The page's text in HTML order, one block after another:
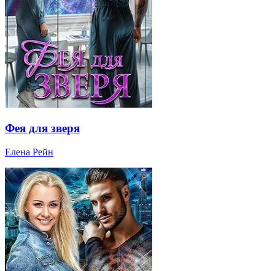
Фея для зверя
Елена Рейн